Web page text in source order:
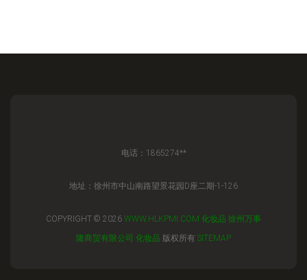
电话：1865274**
地址：徐州市中山南路望景花园D座二期-1-126
COPYRIGHT © 2026 WWW.HLKPMI.COM 化妆品 徐州万事
隆商贸有限公司 化妆品 版权所有 SITEMAP